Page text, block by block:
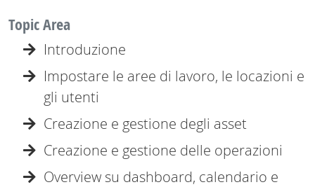
Topic Area
Introduzione
Impostare le aree di lavoro, le locazioni e
gli utenti
Creazione e gestione degli asset
Creazione e gestione delle operazioni
Overview su dashboard, calendario e